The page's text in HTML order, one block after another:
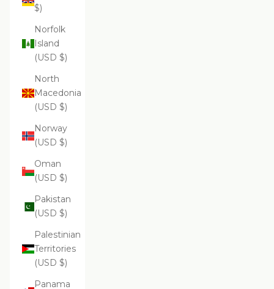
$)
Norfolk
Island
(USD $)
North
Macedonia
(USD $)
Norway
(USD $)
Oman
(USD $)
Pakistan
(USD $)
Palestinian
Territories
(USD $)
Panama